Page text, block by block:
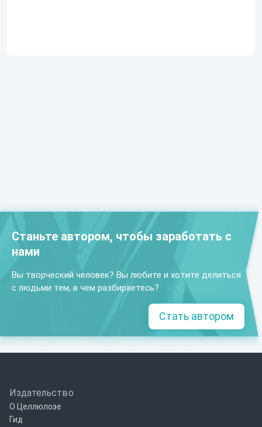
Станьте автором, чтобы заработать с
нами
Вы творческий человек? Вы любите и хотите делиться
с людьми тем, в чем разбираетесь?
Стать автором
Издательство
О Целлюлозе
Гид